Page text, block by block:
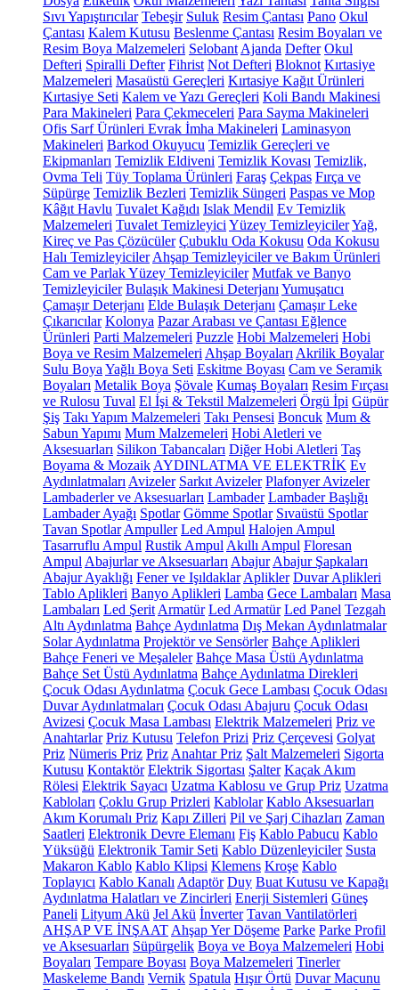
Sıvı Yapıştırıcılar Tebeşir Suluk Resim Çantası Pano Okul
Çantası Kalem Kutusu Beslenme Çantası Resim Boyaları ve
Resim Boya Malzemeleri Selobant Ajanda Defter Okul
Defteri Spiralli Defter Fihrist Not Defteri Bloknot Kırtasiye
Malzemeleri Masaüstü Gereçleri Kırtasiye Kağıt Ürünleri
Kırtasiye Seti Kalem ve Yazı Gereçleri Koli Bandı Makinesi
Para Makineleri Para Çekmeceleri Para Sayma Makineleri
Ofis Sarf Ürünleri Evrak İmha Makineleri Laminasyon
Makineleri Barkod Okuyucu Temizlik Gereçleri ve
Ekipmanları Temizlik Eldiveni Temizlik Kovası Temizlik,
Ovma Teli Tüy Toplama Ürünleri Faraş Çekpas Fırça ve
Süpürge Temizlik Bezleri Temizlik Süngeri Paspas ve Mop
Kâğıt Havlu Tuvalet Kağıdı Islak Mendil Ev Temizlik
Malzemeleri Tuvalet Temizleyici Yüzey TemizleyicilerYağ,
Kireç ve Pas Çözücüler Çubuklu Oda Kokusu Oda Kokusu
Halı Temizleyiciler Ahşap Temizleyiciler ve Bakım Ürünleri
Cam ve Parlak Yüzey Temizleyiciler Mutfak ve Banyo
Temizleyiciler Bulaşık Makinesi Deterjanı Yumuşatıcı
Çamaşır Deterjanı Elde Bulaşık Deterjanı Çamaşır Leke
Çıkarıcılar Kolonya Pazar Arabası ve Çantası Eğlence
Ürünleri Parti Malzemeleri Puzzle Hobi Malzemeleri Hobi
Boya ve Resim Malzemeleri Ahşap Boyaları Akrilik Boyalar
Sulu Boya Yağlı Boya Seti Eskitme Boyası Cam ve Seramik
Boyaları Metalik Boya Şövale Kumaş Boyaları Resim Fırçası
ve Rulosu Tuval El İşi & Tekstil Malzemeleri Örgü İpi Güpür
Şiş Takı Yapım Malzemeleri Takı Pensesi Boncuk Mum &
Sabun Yapımı Mum Malzemeleri Hobi Aletleri ve
Aksesuarları Silikon Tabancaları Diğer Hobi Aletleri Taş
Boyama & Mozaik AYDINLATMA VE ELEKTRİK Ev
Aydınlatmaları Avizeler Sarkıt Avizeler Plafonyer Avizeler
Lambaderler ve Aksesuarları Lambader Lambader Başlığı
Lambader Ayağı Spotlar Gömme Spotlar Sıvaüstü Spotlar
Tavan Spotlar Ampuller Led Ampul Halojen Ampul
Tasarruflu Ampul Rustik Ampul Akıllı Ampul Floresan
Ampul Abajurlar ve Aksesuarları Abajur Abajur Şapkaları
Abajur Ayaklığı Fener ve Işıldaklar Aplikler Duvar Aplikleri
Tablo Aplikleri Banyo Aplikleri Lamba Gece Lambaları Masa
Lambaları Led Şerit Armatür Led Armatür Led Panel Tezgah
Altı Aydınlatma Bahçe Aydınlatma Dış Mekan Aydınlatmalar
Solar Aydınlatma Projektör ve Sensörler Bahçe Aplikleri
Bahçe Feneri ve Meşaleler Bahçe Masa Üstü Aydınlatma
Bahçe Set Üstü Aydınlatma Bahçe Aydınlatma Direkleri
Çocuk Odası Aydınlatma Çocuk Gece Lambası Çocuk Odası
Duvar Aydınlatmaları Çocuk Odası Abajuru Çocuk Odası
Avizesi Çocuk Masa Lambası Elektrik Malzemeleri Priz ve
Anahtarlar Priz Kutusu Telefon Prizi Priz Çerçevesi Golyat
Priz Nümeris Priz Priz Anahtar Priz Şalt Malzemeleri Sigorta
Kutusu Kontaktör Elektrik Sigortası Şalter Kaçak Akım
Rölesi Elektrik Sayacı Uzatma Kablosu ve Grup Priz Uzatma
Kabloları Çoklu Grup Prizleri Kablolar Kablo Aksesuarları
Akım Korumalı Priz Kapı Zilleri Pil ve Şarj Cihazları Zaman
Saatleri Elektronik Devre Elemanı Fiş Kablo Pabucu Kablo
Yüksüğü Elektronik Tamir Seti Kablo Düzenleyiciler Susta
Makaron Kablo Kablo Klipsi Klemens Kroşe Kablo
Toplayıcı Kablo Kanalı Adaptör Duy Buat Kutusu ve Kapağı
Aydınlatma Halatları ve Zincirleri Enerji Sistemleri Güneş
Paneli Lityum Akü Jel Akü İnverter Tavan Vantilatörleri
AHŞAP VE İNŞAAT Ahşap Yer Döşeme Parke Parke Profil
ve Aksesuarları Süpürgelik Boya ve Boya Malzemeleri Hobi
Boyaları Tempare Boyası Boya Malzemeleri Tinerler
Maskeleme Bandı Vernik Spatula Hışır Örtü Duvar Macunu